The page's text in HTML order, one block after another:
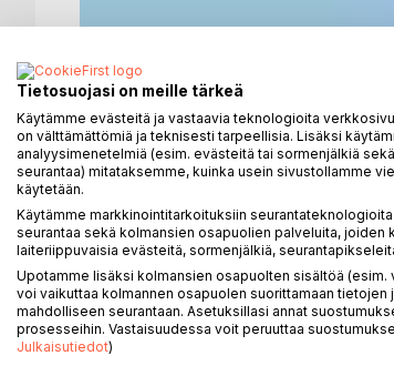
KUVAUS
Kolmaz Ebrentis on tavallinen poika,
haluaisi olla enemmän. Kerran
joka pyytää poikaa tulemaan
jossa hän kohtaa palatsin voiman,
Voima lupaa Kolmazille, että se
välikätenä aaveen
sopimukseen on astunut, sillä se
minkälaista tuhoa hän on
KIRJAILIJA
Tietosuojasi on meille tärkeä
Käytämme evästeitä ja vastaavia teknologioita
on välttämättömiä ja teknisesti tarpeellisia. Lisäksi
analyysimenetelmiä (esim. evästeitä tai sormenjälkiä
seurantaa) mitataksemme, kuinka usein sivustollamme
käytetään.
Käytämme markkinointitarkoituksiin
seurantaa sekä kolmansien osapuolien palveluita, joiden
laiteriippuvaisia evästeitä, sormenjälkiä,
Upotamme lisäksi kolmansien osapuolten sisältöä (esim.
voi vaikuttaa kolmannen osapuolen suorittamaan tietojen
mahdolliseen seurantaan. Asetuksillasi annat
prosesseihin. Vastaisuudessa voit peruuttaa
Julkaisutiedot)